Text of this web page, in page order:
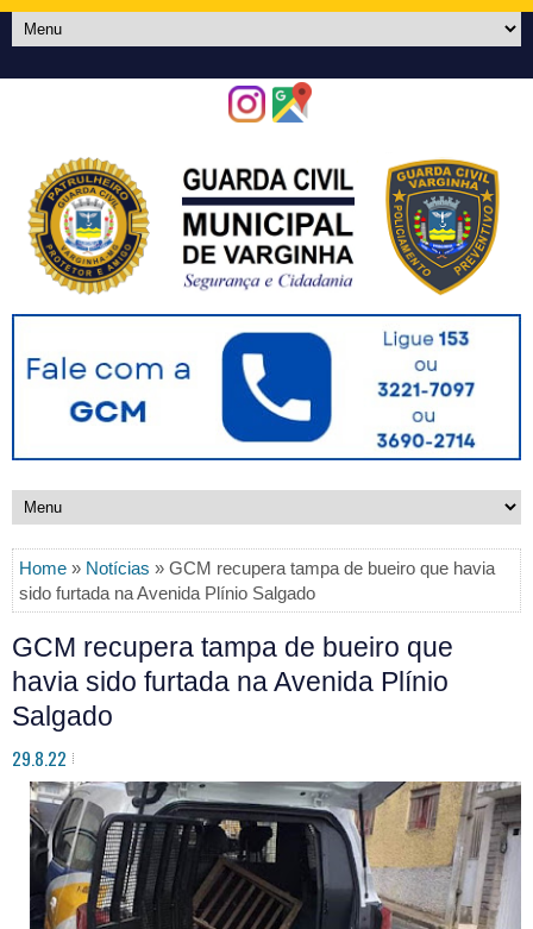
Home » Notícias » GCM recupera tampa de bueiro que havia
sido furtada na Avenida Plínio Salgado
GCM recupera tampa de bueiro que
havia sido furtada na Avenida Plínio
Salgado
29.8.22